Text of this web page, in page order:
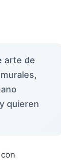
arte de
quieren